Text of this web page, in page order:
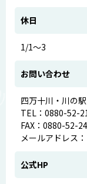
休日
1/1～3
お問い合わせ
四万十川・川の
TEL：0880-52-
FAX：0880-52-
メールアドレス
公式HP